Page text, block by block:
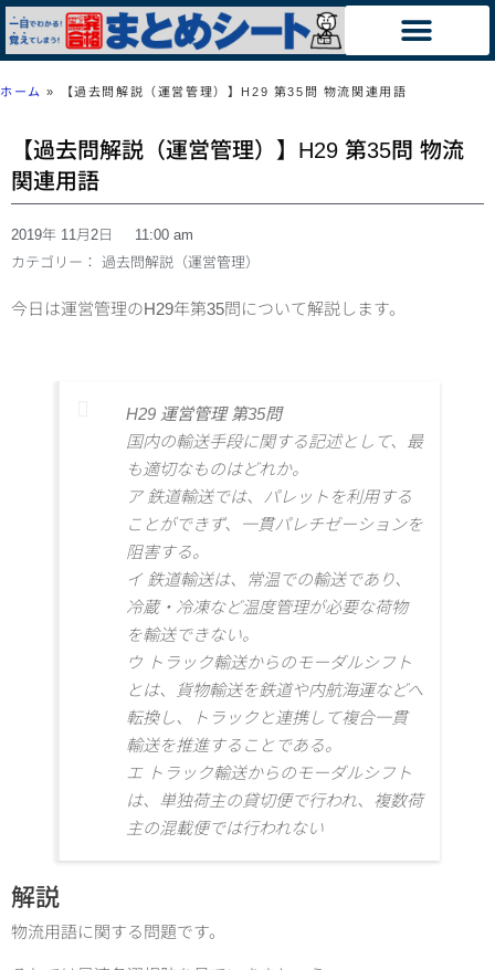
ホーム » 【過去問解説（運営管理）】H29 第35問 物流関連用語
【過去問解説（運営管理）】H29 第35問 物流
関連用語
2019年 11月2日
11:00 am
カテゴリー： 過去問解説（運営管理）
今日は運営管理のH29年第35問について解説します。
H29 運営管理 第35問
国内の輸送手段に関する記述として、最
も適切なものはどれか。
ア 鉄道輸送では、パレットを利用する
ことができず、一貫パレチゼーションを
阻害する。
イ 鉄道輸送は、常温での輸送であり、
冷蔵・冷凍など温度管理が必要な荷物
を輸送できない。
ウ トラック輸送からのモーダルシフト
とは、貨物輸送を鉄道や内航海運などへ
転換し、トラックと連携して複合一貫
輸送を推進することである。
エ トラック輸送からのモーダルシフト
は、単独荷主の貸切便で行われ、複数荷
主の混載便では行われない
解説
物流用語に関する問題です。